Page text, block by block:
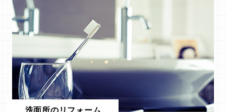
洗面所のリフォーム